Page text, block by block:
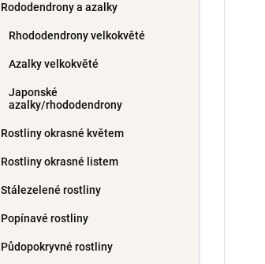
Rododendrony a azalky
Rhododendrony velkokvěté
Azalky velkokvěté
Japonské
azalky/rhododendrony
Rostliny okrasné květem
Rostliny okrasné listem
Stálezelené rostliny
Popínavé rostliny
Půdopokryvné rostliny